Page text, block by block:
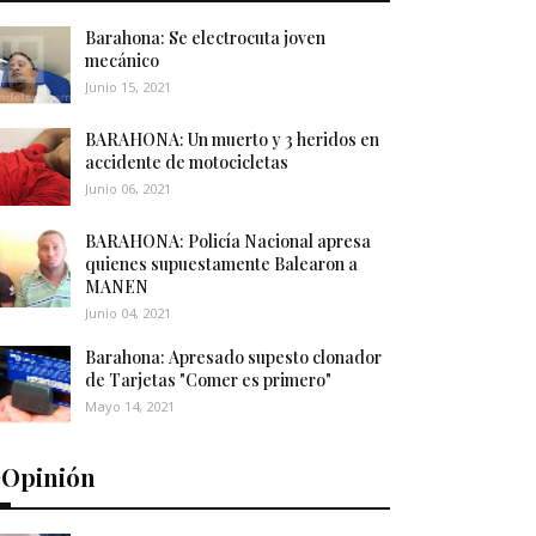
Barahona: Se electrocuta joven
mecánico
Junio 15, 2021
BARAHONA: Un muerto y 3 heridos en
accidente de motocicletas
Junio 06, 2021
BARAHONA: Policía Nacional apresa
quienes supuestamente Balearon a
MANEN
Junio 04, 2021
Barahona: Apresado supesto clonador
de Tarjetas "Comer es primero"
Mayo 14, 2021